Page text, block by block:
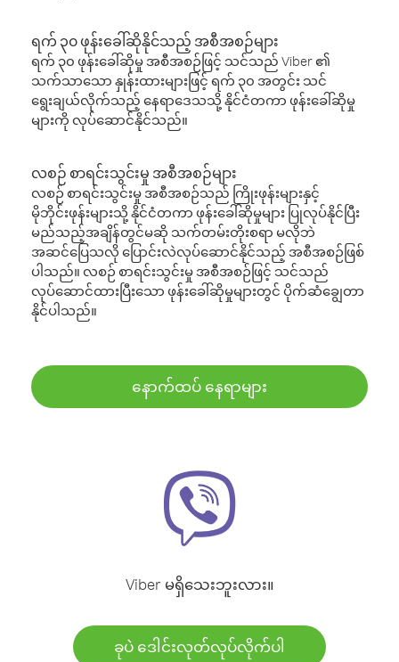
ရက် ၃၀ ဖုန်းခေါ်ဆိုနိုင်သည့် အစီအစဉ်များ
ရက် ၃၀ ဖုန်းခေါ်ဆိုမှု အစီအစဉ်ဖြင့် သင်သည် Viber ၏
သက်သာသော နှုန်းထားများဖြင့် ရက် ၃၀ အတွင်း သင်
ရွေးချယ်လိုက်သည့် နေရာဒေသသို့ နိုင်ငံတကာ ဖုန်းခေါ်ဆိုမှု
များကို လုပ်ဆောင်နိုင်သည်။
လစဉ် စာရင်းသွင်းမှု အစီအစဉ်များ
လစဉ် စာရင်းသွင်းမှု အစီအစဉ်သည် ကြိုးဖုန်းများနှင့်
မိုဘိုင်းဖုန်းများသို့ နိုင်ငံတကာ ဖုန်းခေါ်ဆိုမှုများ ပြုလုပ်နိုင်ပြီး
မည်သည့်အချိန်တွင်မဆို သက်တမ်းတိုးစရာ မလိုဘဲ
အဆင်ပြေသလို ပြောင်းလဲလုပ်ဆောင်နိုင်သည့် အစီအစဉ်ဖြစ်
ပါသည်။ လစဉ် စာရင်းသွင်းမှု အစီအစဉ်ဖြင့် သင်သည်
လုပ်ဆောင်ထားပြီးသော ဖုန်းခေါ်ဆိုမှုများတွင် ပိုက်ဆံချွေတာ
နိုင်ပါသည်။
နောက်ထပ် နေရာများ
Viber မရှိသေးဘူးလား။
ခုပဲ ဒေါင်းလုတ်လုပ်လိုက်ပါ